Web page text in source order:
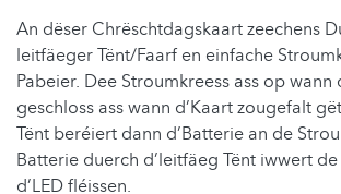
An dëser Chrëschtdagskaart zeechens
leitfäeger Tënt/Faarf en einfache
Pabeier. Dee Stroumkreess ass op wann
geschloss ass wann d’Kaart zougefalt
Tënt beréiert dann d’Batterie an de
Batterie duerch d’leitfäeg Tënt iwwert
d’LED fléissen.